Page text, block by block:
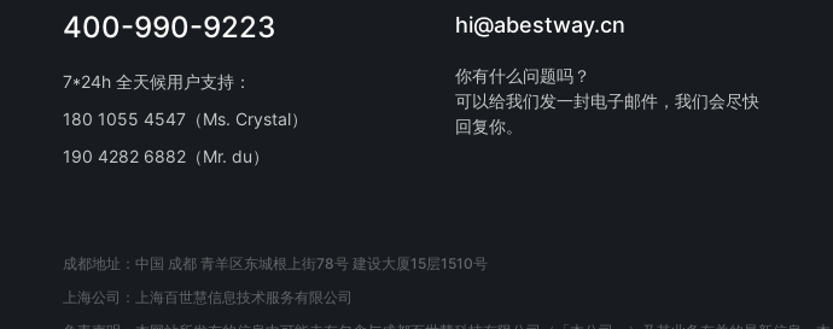
400-990-9223
7*24h 全天候用户支持：
180 1055 4547（Ms. Crystal）
190 4282 6882（Mr. du）
hi@abestway.cn
你有什么问题吗？
可以给我们发一封电子邮件，我们会尽快
回复你。
成都地址：中国 成都 青羊区东城根上街78号 建设大厦15层1510号
上海公司：上海百世慧信息技术服务有限公司